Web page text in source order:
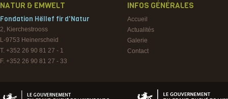
NATUR & EMWELT
Fondation Hëllef fir d'Natur
2, Kierchestrooss
L-9753 Heinerscheid
T. +352 26 90 81 27 - 1
F. +352 26 90 81 27 - 33
INFOS GÉNÉRALES
Accueil
Actualités
Galerie
Contact